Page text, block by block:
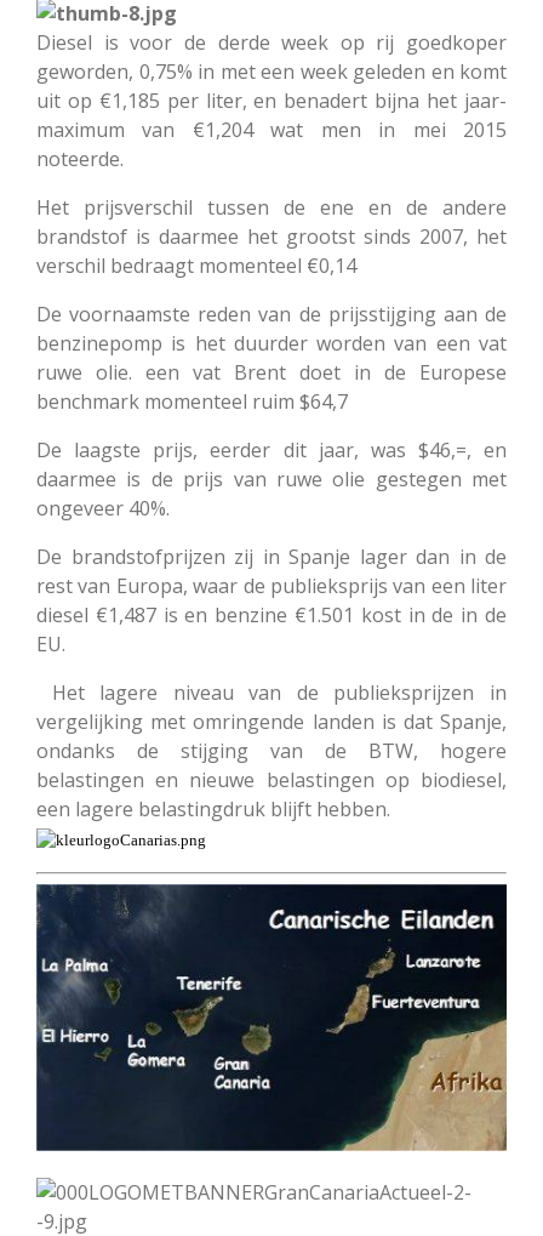
Diesel is voor de derde week op rij goedkoper
geworden, 0,75% in met een week geleden en komt
uit op €1,185 per liter, en benadert bijna het jaar-
maximum van €1,204 wat men in mei 2015
noteerde.
Het prijsverschil tussen de ene en de andere
brandstof is daarmee het grootst sinds 2007, het
verschil bedraagt momenteel €0,14
De voornaamste reden van de prijsstijging aan de
benzinepomp is het duurder worden van een vat
ruwe olie. een vat Brent doet in de Europese
benchmark momenteel ruim $64,7
De laagste prijs, eerder dit jaar, was $46,=, en
daarmee is de prijs van ruwe olie gestegen met
ongeveer 40%.
De brandstofprijzen zij in Spanje lager dan in de
rest van Europa, waar de publieksprijs van een liter
diesel €1,487 is en benzine €1.501 kost in de in de
EU.
Het lagere niveau van de publieksprijzen in
vergelijking met omringende landen is dat Spanje,
ondanks de stijging van de BTW, hogere
belastingen en nieuwe belastingen op biodiesel,
een lagere belastingdruk blijft hebben.